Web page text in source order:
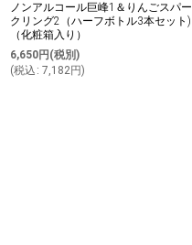
ノンアルコール巨峰1＆りんごスパー
クリング2（ハーフボトル3本セット)
（化粧箱入り）
6,650円 (税別)
(税込 : 7,182円)